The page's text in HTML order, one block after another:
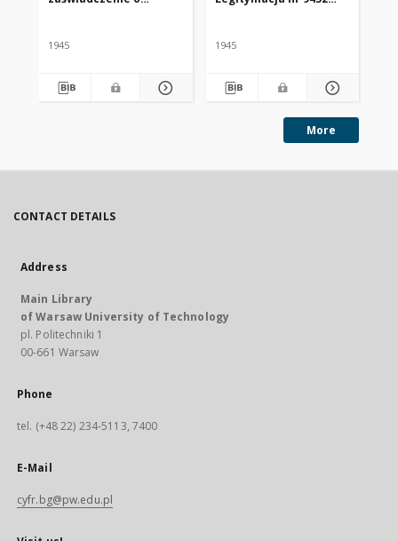
1945 1945
More
CONTACT DETAILS
Address
Main Library
of Warsaw University of Technology
pl. Politechniki 1
00-661 Warsaw
Phone
tel. (+48 22) 234-5113, 7400
E-Mail
cyfr.bg@pw.edu.pl